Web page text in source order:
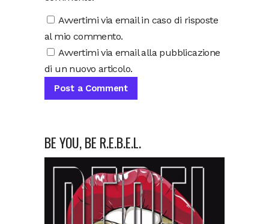
Avvertimi via email in caso di risposte
al mio commento.
Avvertimi via email alla pubblicazione
di un nuovo articolo.
BE YOU, BE R.E.B.E.L.